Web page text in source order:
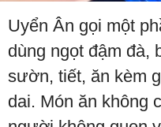
Uyển Ân gọi một
dùng ngọt đậm đà,
sườn, tiết, ăn kèm
dai. Món ăn không